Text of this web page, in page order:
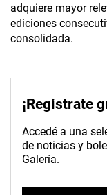
adquiere mayor
ediciones
consolidada.
¡Registrate
Accedé a una
de noticias y
Galería.